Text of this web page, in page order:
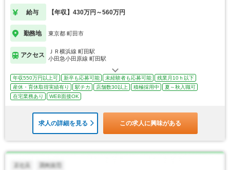
給与 【年収】430万円～560万円
勤務地 東京都 町田市
アクセス
ＪＲ横浜線 町田駅
小田急小田原線 町田駅
年収550万円以上可 新卒も応募可能 未経験者も応募可能
残業月10ｈ以下
産休・育休取得実績有り
駅チカ 店舗数30以上 積極採用中
夏～秋入職可
在宅業務あり
WEB面接OK
求人の詳細を見る この求人に興味がある